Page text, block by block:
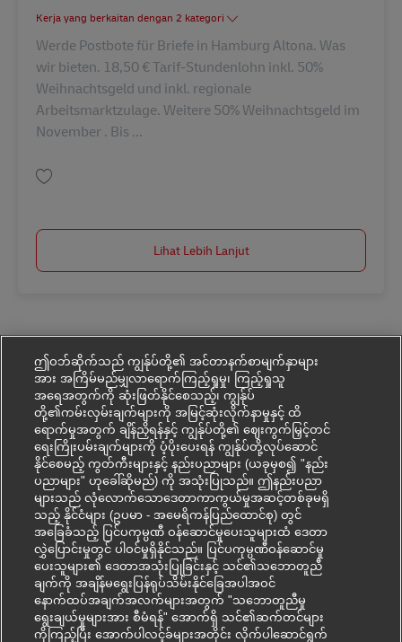
Kerja yang berkaitan dengan 2 kategori
Werde Postbote für Briefe in Hamburg Altona. Was
wir bieten. 18,50 € Tarif-Stundenlohn inkl. 50%
Weihnachtsgeld und inkl. regionale
Arbeitsmarktzulage. Weitere 50% Weihnachtsgeld im
November . Bis ...
Lihat Lebih Lanjut
ဤဝဘ်ဆိုက်သည် ကျွန်ုပ်တို့၏ အင်တာနက်စာမျက်နှာများ
အား အကြိမ်မည်မျှလာရောက်ကြည့်ရှုမှု၊ ကြည့်ရှုသူ
အရေအတွက်ကို ဆုံးဖြတ်နိုင်စေသည့်၊ ကျွန်ုပ်
တို့၏ကမ်းလှမ်းချက်များကို အမြင့်ဆုံးလိုက်နာမှုနှင့် ထိ
ရောက်မှုအတွက် ချိန်ညှိရန်နှင့် ကျွန်ုပ်တို့၏ ဈေးကွက်မြှင့်တင်
ရေးကြိုးပမ်းချက်များကို ပံ့ပိုးပေးရန် ကျွန်ုပ်တို့လုပ်ဆောင်
နိုင်စေမည့် ကွတ်ကီးများနှင့် နည်းပညာများ (ယခုမှစ၍ "နည်း
ပညာများ" ဟုခေါ်ဆိုမည်) ကို အသုံးပြုသည်။ ဤနည်းပညာ
များသည် လုံလောက်သောဒေတာကာကွယ်မှုအဆင့်တစ်ခုမရှိ
သည့် နိုင်ငံများ (ဥပမာ - အမေရိကန်ပြည်ထောင်စု) တွင်
အခြေခံသည့် ပြင်ပကုမ္ပဏီ ဝန်ဆောင်မှုပေးသူများထံ ဒေတာ
လွှဲပြောင်းမှုတွင် ပါဝင်မှုရှိနိုင်သည်။ ပြင်ပကုမ္ပဏီဝန်ဆောင်မှု
ပေးသူများ၏ ဒေတာအသုံးပြုခြင်းနှင့် သင်၏သဘောတူညီ
ချက်ကို အချိန်မရွေးပြန်ရုပ်သိမ်းနိုင်ခြေအပါအဝင်
နောက်ထပ်အချက်အလက်များအတွက် "သဘောတူညီမှု
ရွေးချယ်မှုများအား စီမံရန်" အောက်ရှိ သင်၏ဆက်တင်များ
ကိုကြည့်ပြီး အောက်ပါလင့်ခ်များအတိုင်း လိုက်ပါဆောင်ရွက်